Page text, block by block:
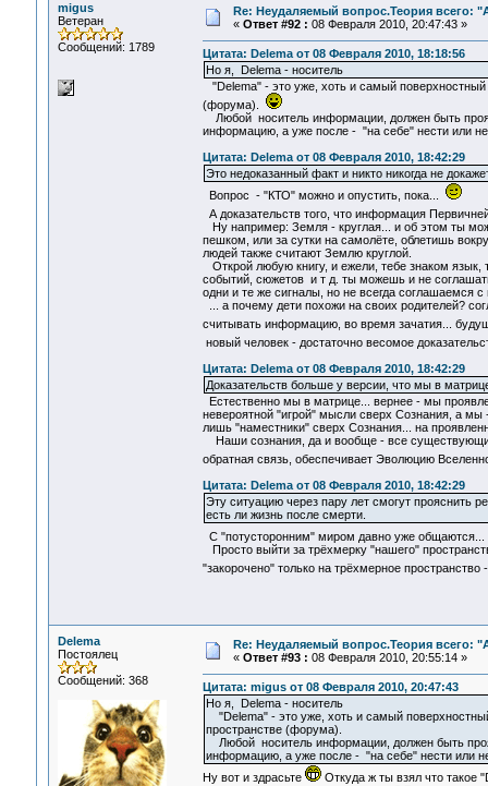
migus
Ветеран
Сообщений: 1789
Re: Неудаляемый вопрос.Теория всего:
« Ответ #92 : 08 Февраля 2010, 20:47:43 »
Цитата: Delema от 08 Февраля 2010, 18:18:56
Но я, Delema - носитель
"Delema" - это уже, хоть и самый
(форума).
Любой носитель информации, должен быть
информацию, а уже после - "на себе" нести или
Цитата: Delema от 08 Февраля 2010, 18:42:29
Это недоказанный факт и никто никогда не
Вопрос - "КТО" можно и опустить, пока...
А доказательств того, что информация
Ну например: Земля - круглая... и об этом ты
пешком, или за сутки на самолёте, облетишь
людей также считают Землю круглой.
Открой любую книгу, и ежели, тебе знаком язык,
событий, сюжетов и т д. ты можешь и не
одни и те же сигналы, но не всегда соглашаемся
... а почему дети похожи на своих родителей?
считывать информацию, во время зачатия...
новый человек - достаточно весомое
Цитата: Delema от 08 Февраля 2010, 18:42:29
Доказательств больше у версии, что мы в
Естественно мы в матрице... вернее - мы
невероятной "игрой" мысли сверх Сознания, а
лишь "наместники" сверх Сознания... на
Наши сознания, да и вообще - все
обратная связь, обеспечивает Эволюцию
Цитата: Delema от 08 Февраля 2010, 18:42:29
Эту ситуацию через пару лет смогут прояснить
есть ли жизнь после смерти.
С "потусторонним" миром давно уже
Просто выйти за трёхмерку "нашего"
"закорочено" только на трёхмерное
Delema
Постоялец
Сообщений: 368
Re: Неудаляемый вопрос.Теория всего:
« Ответ #93 : 08 Февраля 2010, 20:55:14 »
Цитата: migus от 08 Февраля 2010, 20:47:43
Но я, Delema - носитель
"Delema" - это уже, хоть и самый
пространстве (форума).
Любой носитель информации, должен быть
информацию, а уже после - "на себе" нести или
Ну вот и здрасьте
Откуда ж ты взял что такое